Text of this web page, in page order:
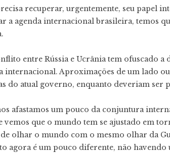
recuperar, urgentemente, seu papel
a agenda internacional brasileira, temos
entre Rússia e Ucrânia tem ofuscado
internacional. Aproximações de um lado
do atual governo, enquanto deveriam ser
afastamos um pouco da conjuntura
vemos que o mundo tem se ajustado em
olhar o mundo com o mesmo olhar da
agora é um pouco diferente, não